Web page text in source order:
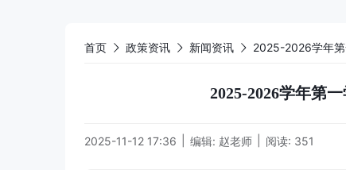
首页 政策资讯 新闻资讯 2025-2026学年
2025-2026学年第
2025-11-12 17:36 编辑: 赵老师 阅读: 351